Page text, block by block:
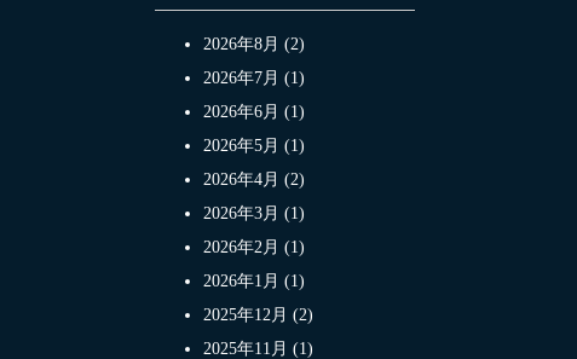
2026年8月 (2)
2026年7月 (1)
2026年6月 (1)
2026年5月 (1)
2026年4月 (2)
2026年3月 (1)
2026年2月 (1)
2026年1月 (1)
2025年12月 (2)
2025年11月 (1)